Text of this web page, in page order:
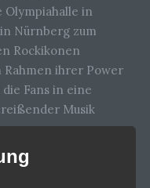
Olympiahalle in
Nürnberg zum
Rockikonen
ihrer Power
Fans in eine
Musik
AC/DC weltweit